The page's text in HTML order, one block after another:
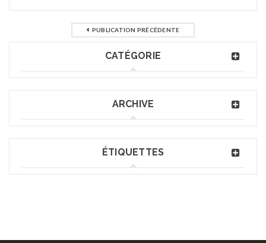
PUBLICATION PRÉCÉDENTE
CATÉGORIE
ARCHIVE
ÉTIQUETTES